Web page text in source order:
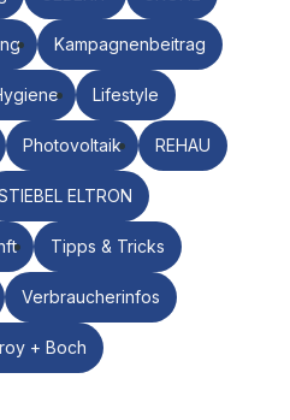
Kampagnenbeitrag
Lifestyle
Photovoltaik REHAU
ELTRON
Tipps & Tricks
Verbraucherinfos
+ Boch